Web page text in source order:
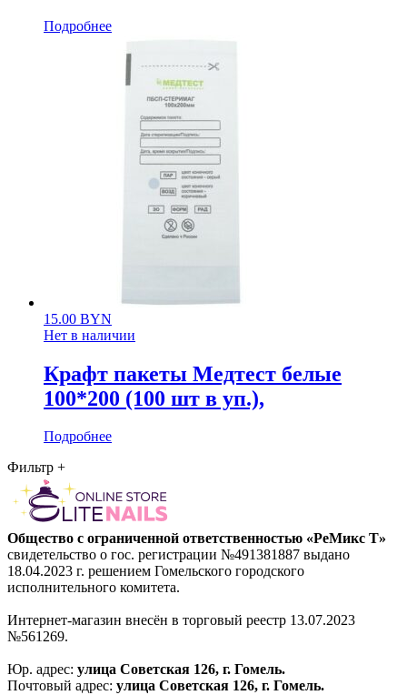
Подробнее
15.00 BYN
Нет в наличии
Крафт пакеты Медтест белые
100*200 (100 шт в уп.),
Подробнее
Фильтр +
Общество с ограниченной ответственностью «РеМикс Т»
свидетельство о гос. регистрации №491381887 выдано
18.04.2023 г. решением Гомельского городского
исполнительного комитета.
Интернет-магазин внесён в торговый реестр 13.07.2023
№561269.
Юр. адрес: улица Советская 126, г. Гомель.
Почтовый адрес: улица Советская 126, г. Гомель.